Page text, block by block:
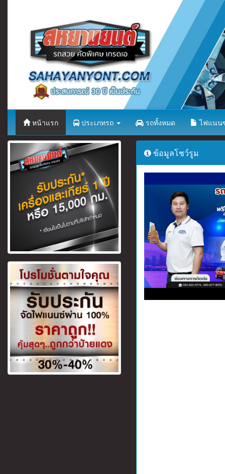
หน้าแรก ประเภทรถ รถทั้งหมด ไฟแนน
ข้อมูลโชว์รูม